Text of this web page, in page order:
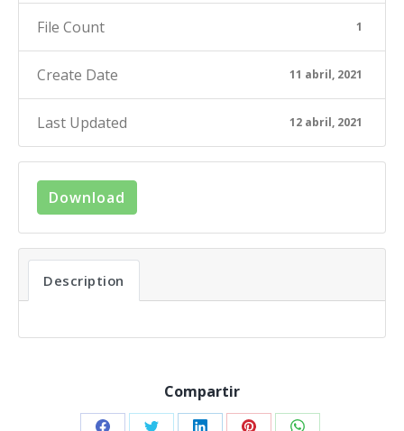
File Count 1
Create Date 11 abril, 2021
Last Updated 12 abril, 2021
Download
Description
Compartir